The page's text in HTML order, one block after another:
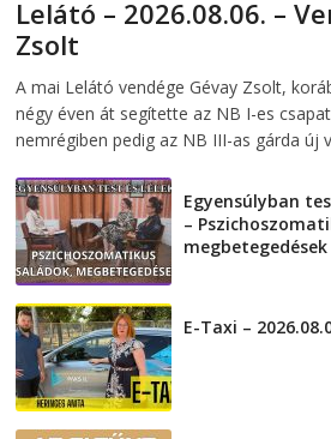
Lelátó – 2026.08.06. –
Zsolt
A mai Lelátó vendége Gévay Zsolt,
négy éven át segítette az NB I-es
nemrégiben pedig az NB III-as gárda új
Egyensúlyban
–
megbetegedések
E-Taxi –